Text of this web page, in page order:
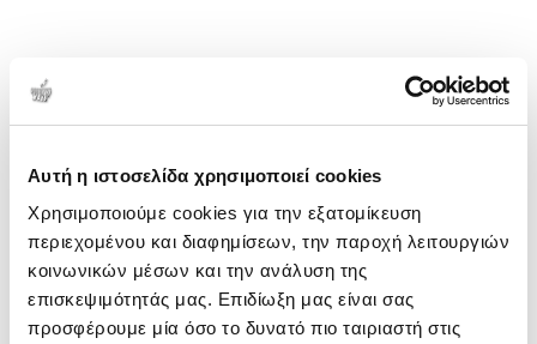
Αυτή η ιστοσελίδα χρησιμοποιεί cookies
Χρησιμοποιούμε cookies για την εξατομίκευση
περιεχομένου και διαφημίσεων, την παροχή λειτουργιών
κοινωνικών μέσων και την ανάλυση της
επισκεψιμότητάς μας. Επιδίωξη μας είναι σας
προσφέρουμε μία όσο το δυνατό πιο ταιριαστή στις